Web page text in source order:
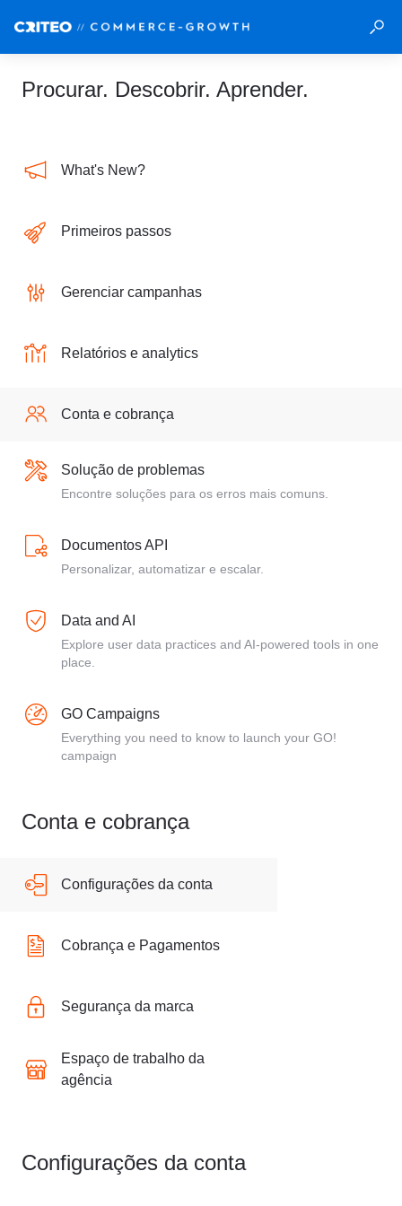
Procurar. Descobrir. Aprender.
What's New?
Primeiros passos
Gerenciar campanhas
Relatórios e analytics
Conta e cobrança
Solução de problemas
Encontre soluções para os erros mais comuns.
Documentos API
Personalizar, automatizar e escalar.
Data and AI
Explore user data practices and AI-powered tools in one
place.
GO Campaigns
Everything you need to know to launch your GO!
campaign
Conta e cobrança
Configurações da conta
Cobrança e Pagamentos
Segurança da marca
Espaço de trabalho da
agência
Configurações da conta